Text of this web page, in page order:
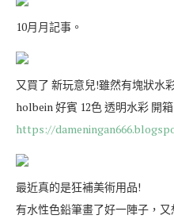
10月月記事。
又買了 新玩意兒!雖然有塊狀水
holbein 好賓 12色 透明水彩 開箱
https://
最近真的是狂補美術用品!
有水性色鉛筆畫了好一陣子，又